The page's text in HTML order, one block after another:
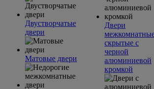
Двустворчатые
двери
Матовые двери
Двери
скрытые с
черной
алюминиевой
кромкой